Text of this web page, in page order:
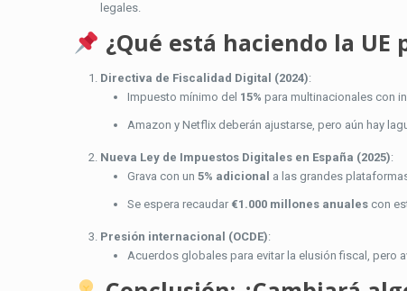
legales.
¿Qué está haciendo la UE
Directiva de Fiscalidad Digital (2024):
Impuesto mínimo del 15% para multinacionales con
Amazon y Netflix deberán ajustarse, pero aún hay
Nueva Ley de Impuestos Digitales en España (2025):
Grava con un5% adicional a las grandes
Se espera recaudar €1.000 millones anuales con
Presión internacional (OCDE):
Acuerdos globales para evitar la elusión fiscal, pero